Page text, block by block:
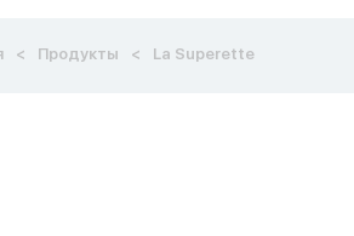
Продукты La Superette